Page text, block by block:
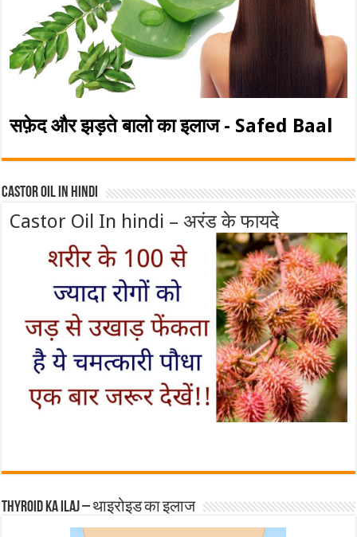
सफ़ेद और झड़ते बालो का इलाज - Safed Baal
Castor Oil In Hindi
Castor Oil In hindi – अरंड के फायदे
Thyroid ka ilaj – थाइरोइड का इलाज